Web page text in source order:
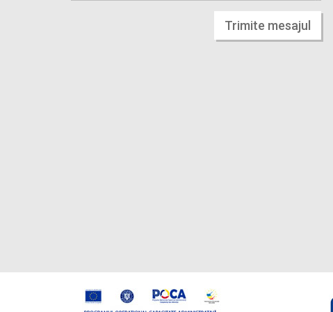
Trimite mesajul